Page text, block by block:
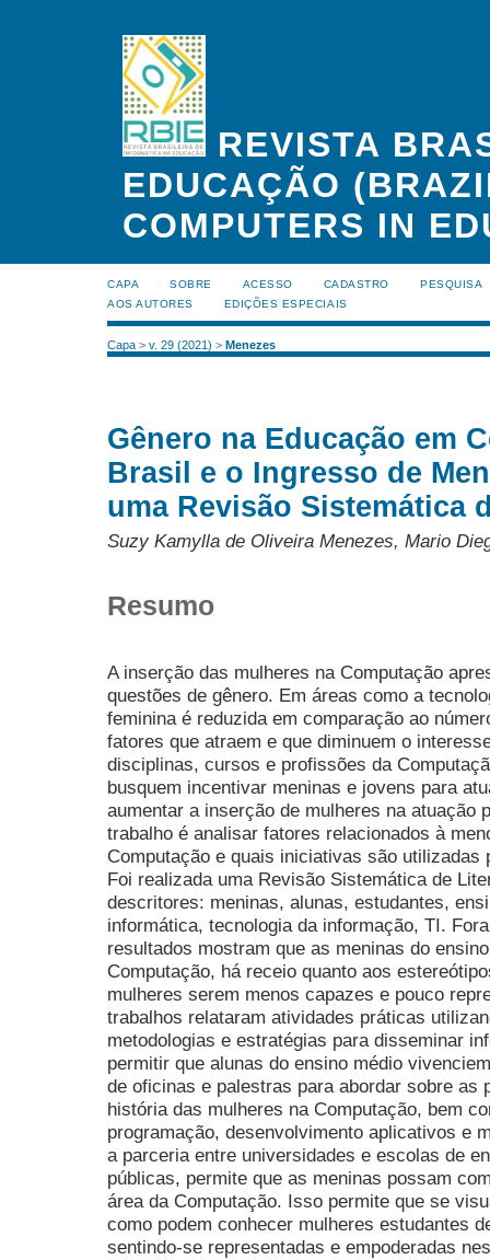
REVISTA
EDUCAÇÃO
COMPUTERS IN
CAPA SOBRE ACESSO CADASTRO
PESQUISA
AOS AUTORES
EDIÇÕES ESPECIAIS
Capa > v. 29 (2021) > Menezes
Gênero na Educação em
Brasil e o Ingresso de
uma Revisão Sistemática
Suzy Kamylla de Oliveira Menezes, Mario
Resumo
A inserção das mulheres na Computação
questões de gênero. Em áreas como a
feminina é reduzida em comparação ao
fatores que atraem e que diminuem o
disciplinas, cursos e profissões da
busquem incentivar meninas e jovens para
aumentar a inserção de mulheres na atuação
trabalho é analisar fatores relacionados à
Computação e quais iniciativas são
Foi realizada uma Revisão Sistemática de
descritores: meninas, alunas, estudantes,
informática, tecnologia da informação, TI.
resultados mostram que as meninas do
Computação, há receio quanto aos
mulheres serem menos capazes e pouco
trabalhos relataram atividades práticas
metodologias e estratégias para disseminar
permitir que alunas do ensino médio
de oficinas e palestras para abordar sobre as
história das mulheres na Computação, bem
programação, desenvolvimento aplicativos e
a parceria entre universidades e escolas de
públicas, permite que as meninas possam
área da Computação. Isso permite que se
como podem conhecer mulheres estudantes
sentindo-se representadas e empoderadas